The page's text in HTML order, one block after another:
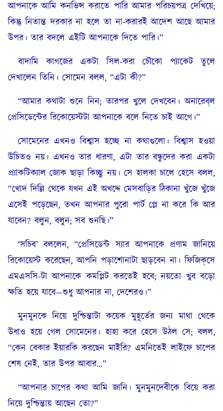
আপনাকে আমি কনভিন্স করাতে পারি আমার পরিচয়পত্র দেখিয়ে;
কিন্তু নিতান্ত দরকার না হলে তা না-করারই আদেশ আছে আমার
উপর। তার বদলে এইটি আপনাকে দিতে পারি।”
বাদামি কাগজের একটা সিল-করা চৌকো প্যাকেট তুলে
দেখালেন তিনি। সোমেন বলল, “এটা কী?”
“আমার কথাটা শুনে নিন; তারপর খুলে দেখবেন। অনারেব্‌ল
প্রেসিডেন্টের রিকোয়েস্টটা আপনাকে বলে নিতে চাই আগে।”
সোমেনের এখনও বিশ্বাস হচ্ছে না কথাগুলো। বিশ্বাস হওয়া
উচিতও নয়। এখনও তার ধারণা, এটা তার বন্ধুদের করা একটা
প্র্যাকটিক্যাল জোক ছাড়া কিচ্ছু নয়। সে হালকা চালে হেসে বলল,
“খোদ দিল্লি থেকে যখন এই অখদ্দে মেসবাড়ির ঠিকানা খুঁজে খুঁজে
এসেই পড়েছেন, তখন আপনার পুরো পার্ট প্লে না করে কি আর
যাবেন? বলুন, বলুন; সব শুনছি।”
‘সচিব’ বললেন, “প্রেসিডেন্ট স্যার আপনাকে প্রণাম জানিয়ে
রিকোয়েস্ট করেছেন, আপনি পড়াশোনাটা ছাড়বেন না। ফিজিক্‌সে
এমএসসি-টা আপনাকে কমপ্লিট করতেই হবে; নয়তো খুব বড়ো
ক্ষতি হয়ে যাবে—শুধু আপনার না, দেশেরও।”
মুনমুনকে নিয়ে দুশ্চিন্তাটা কয়েক মুহূর্তের জন্য মাথা থেকে
উধাও হয়ে গেল সোমেনের। হাহা করে হেসে উঠল সে; বলল,
“কেন বেকার ইয়ারকি করছেন মাইরি? এমনিতেই লাইফে চাপের
শেষ নেই, তার উপর আবার…”
“আপনার চাপের কথা আমি জানি। মুনমুনদেবীকে বিয়ে করা
নিয়ে দুশ্চিন্তায় আছেন তো?”